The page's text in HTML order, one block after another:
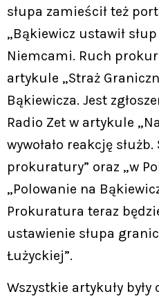
słupa zamieścił też
„Bąkiewicz ustawił
Niemcami. Ruch
artykule „Straż
Bąkiewicza. Jest
Radio Zet w artykule
wywołało reakcję
prokuratury” oraz „w
„Polowanie na
Prokuratura teraz
ustawienie słupa
Łużyckiej”.
Wszystkie artykuły